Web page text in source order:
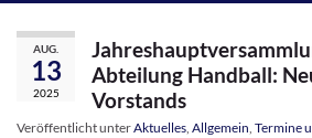
AUG.
13
2025
Abteilung Handball:
Vorstands
Veröffentlicht unterAktuelles, Allgemein, Termine